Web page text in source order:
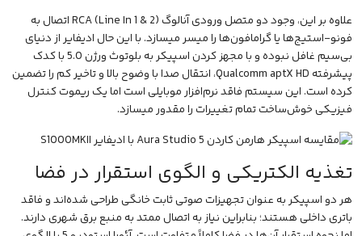
علاوه بر این، وجود دو متصل ورودی آنالوگ RCA (Line In 1 & 2) اتصال به
فونو-استیج‌ها یا گرامافون‌ها را میسر میسازد. با این حال ادیفایر از دنیای
بی‌سیم غافل نبوده و با مجهز کردن اسپیکر به بلوتوث ورژن 5.0 با کدک
پیشرفته Qualcomm aptX HD، انتقال صدا با وضوح بالا و تاخیر کم را تضمین
کرده است. این سیستم فاقد نرم‌افزار موبایلی است اما یک ریموت کنترل
فیزیکی خوش‌ساخت تمام تغییرات را مقدور میسازد.
تغذیه الکتریکی و الگوی استقرار در فضا
هر دو اسپیکر به عنوان تجهیزات صوتی ثابت خانگی طراحی شده‌اند و فاقد
باتری داخلی هستند؛ بنابراین نیاز به اتصال ممتد به منبع برق شهری دارند.